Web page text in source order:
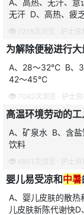
无汗 D、高热、疲
7218次浏览 · 护士资格
为解除便秘进行
A、28～32℃ B、
42～45℃
7062次浏览 · 护士资
高温环境劳动的
A、矿泉水 B、含
饮料
6801次浏览 · 护士资
婴儿易受凉和中暑
A、婴儿皮肤的散热
儿皮肤新陈代谢快